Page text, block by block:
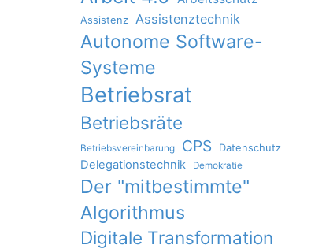
Assistenz Assistenztechnik
Autonome Software-
Systeme
Betriebsrat
Betriebsräte
Betriebsvereinbarung CPS Datenschutz
Delegationstechnik Demokratie
Der "mitbestimmte"
Algorithmus
Digitale Transformation